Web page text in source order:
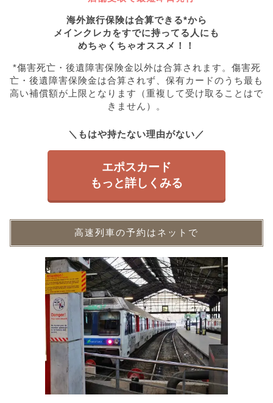
海外旅行保険は合算できる*から
メインクレカをすでに持ってる人にも
めちゃくちゃオススメ！！
*傷害死亡・後遺障害保険金以外は合算されます。傷害死
亡・後遺障害保険金は合算されず、保有カードのうち最も
高い補償額が上限となります（重複して受け取ることはで
きません）。
＼もはや持たない理由がない／
エポスカード
もっと詳しくみる
高速列車の予約はネットで